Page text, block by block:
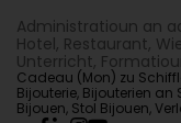
Administratioun an
Hotel, Restaurant,
Unterricht,
Cadeau (Mon) zu
Bijouterie, Bijouterien
Bijouen, Stol Bijouen,